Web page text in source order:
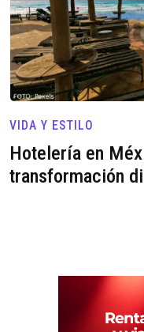
VIDA Y ESTILO
Hotelería en
transformación